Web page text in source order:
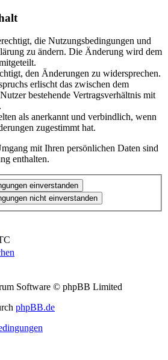
die Nutzungsbedingungen und
zu ändern. Die Änderung wird dem
den Änderungen zu widersprechen.
erlischt das zwischen dem
bestehende Vertragsverhältnis mit
als anerkannt und verbindlich, wenn
zugestimmt hat.
mit Ihren persönlichen Daten sind
enthalten.
Software © phpBB Limited
phpBB.de